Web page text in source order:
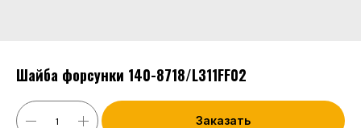
Шайба форсунки 140-8718/L311FF02
Заказать